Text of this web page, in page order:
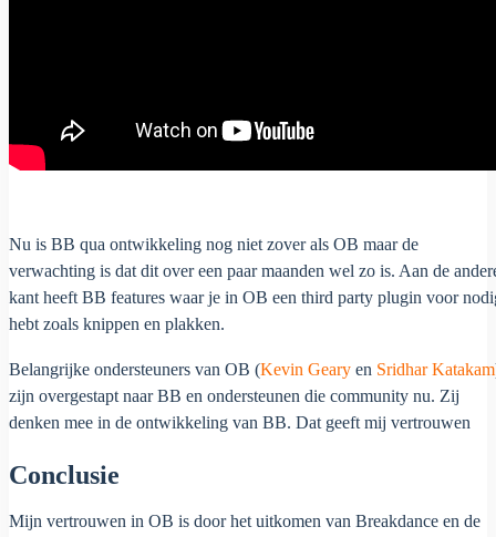
Nu is BB qua ontwikkeling nog niet zover als OB maar de
verwachting is dat dit over een paar maanden wel zo is. Aan de
kant heeft BB features waar je in OB een third party plugin voor
hebt zoals knippen en plakken.
Belangrijke ondersteuners van OB (Kevin Geary en Sridhar Katakam
zijn overgestapt naar BB en ondersteunen die community nu. Zij
denken mee in de ontwikkeling van BB. Dat geeft mij vertrouwen
Conclusie
Mijn vertrouwen in OB is door het uitkomen van Breakdance en de